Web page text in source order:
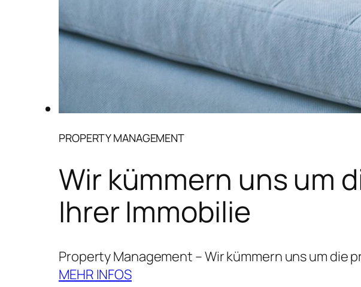
PROPERTY MANAGEMENT
Wir kümmern uns um
Ihrer Immobilie
Property Management – Wir kümmern uns um die
MEHR INFOS